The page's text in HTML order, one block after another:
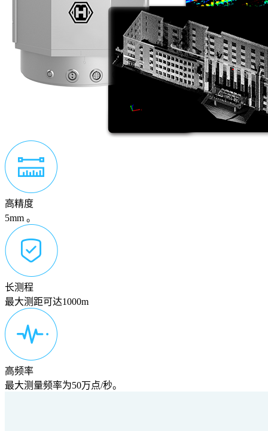
高精度
5mm 。
长测程
最大测距可达1000m
高频率
最大测量频率为50万点/秒。